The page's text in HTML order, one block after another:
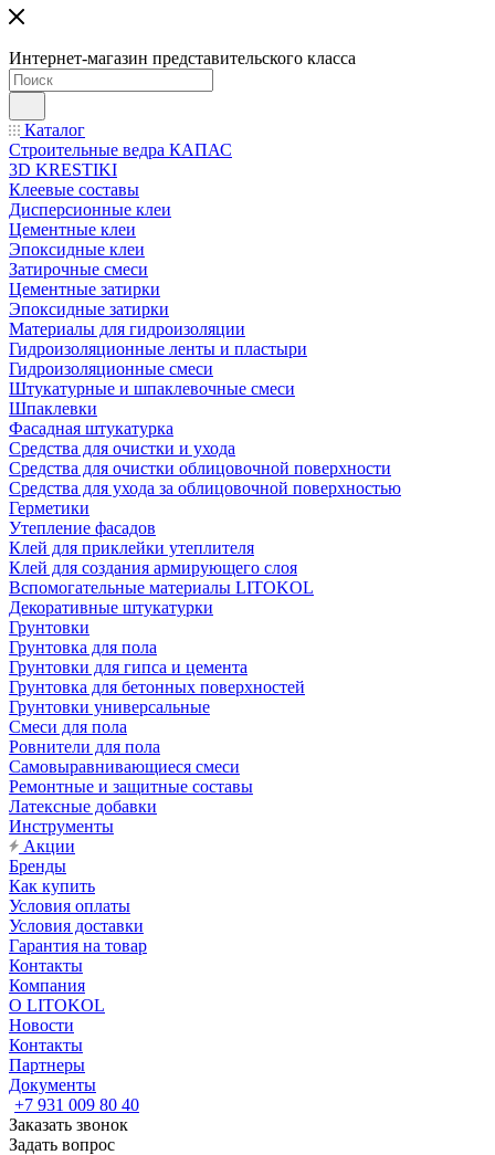
Интернет-магазин представительского класса
Каталог
Строительные ведра КАПАС
3D KRESTIKI
Клеевые составы
Дисперсионные клеи
Цементные клеи
Эпоксидные клеи
Затирочные смеси
Цементные затирки
Эпоксидные затирки
Материалы для гидроизоляции
Гидроизоляционные ленты и пластыри
Гидроизоляционные смеси
Штукатурные и шпаклевочные смеси
Шпаклевки
Фасадная штукатурка
Средства для очистки и ухода
Средства для очистки облицовочной поверхности
Средства для ухода за облицовочной поверхностью
Герметики
Утепление фасадов
Клей для приклейки утеплителя
Клей для создания армирующего слоя
Вспомогательные материалы LITOKOL
Декоративные штукатурки
Грунтовки
Грунтовка для пола
Грунтовки для гипса и цемента
Грунтовка для бетонных поверхностей
Грунтовки универсальные
Смеси для пола
Ровнители для пола
Самовыравнивающиеся смеси
Ремонтные и защитные составы
Латексные добавки
Инструменты
Акции
Бренды
Как купить
Условия оплаты
Условия доставки
Гарантия на товар
Контакты
Компания
О LITOKOL
Новости
Контакты
Партнеры
Документы
+7 931 009 80 40
Заказать звонок
Задать вопрос